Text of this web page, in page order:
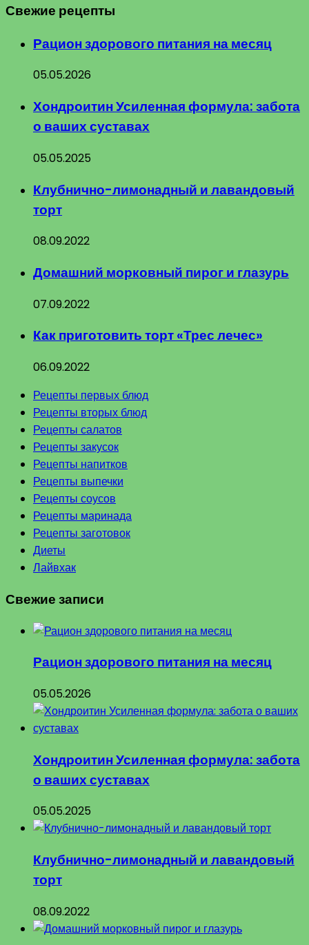
Свежие рецепты
Рацион здорового питания на месяц
05.05.2026
Хондроитин Усиленная формула: забота
о ваших суставах
05.05.2025
Клубнично-лимонадный и лавандовый
торт
08.09.2022
Домашний морковный пирог и глазурь
07.09.2022
Как приготовить торт «Трес лечес»
06.09.2022
Рецепты первых блюд
Рецепты вторых блюд
Рецепты салатов
Рецепты закусок
Рецепты напитков
Рецепты выпечки
Рецепты соусов
Рецепты маринада
Рецепты заготовок
Диеты
Лайвхак
Свежие записи
Рацион здорового питания на месяц
05.05.2026
Хондроитин Усиленная формула: забота
о ваших суставах
05.05.2025
Клубнично-лимонадный и лавандовый
торт
08.09.2022